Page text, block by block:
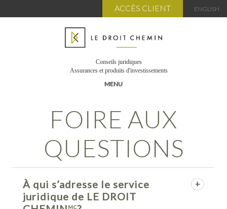
ACCÈS CLIENT ENGLISH
Conseils juridiques
Assurances et produits d'investissements
MENU
L’ÉQUIPE
SERVICES
AVANTAGES
ABONNEMENTS
PANIER
FORMATIONS PUBLICATIONS
FOIRE AUX
QUESTIONS
À qui s’adresse le service
juridique de LE DROIT
MC